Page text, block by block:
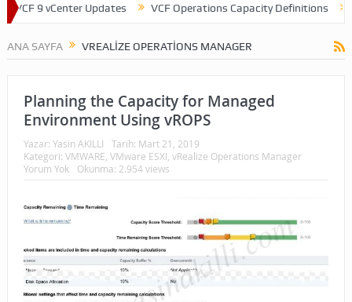
9 vCenter Updates VCF Operations Capacity Definitions
ANA SAYFA VREALIZE OPERATIONS MANAGER
Planning the Capacity for Managed
Environment Using vROPS
Yazar: Yasin AKILLI Tarih: Mart 21, 2019
Kategori: VMWARE VMware ESXI vRealize Operations Manager
Yorum Yok
Okunma: 2.954 views